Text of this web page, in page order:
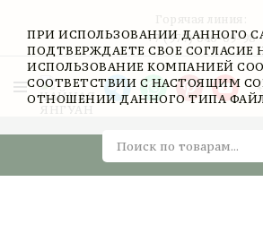
+7 (977) 040-09-98
ПРИ ИСПОЛЬЗОВАНИИ ДАННОГО
ПОДТВЕРЖДАЕТЕ СВОЕ СОГЛАСИЕ
ИСПОЛЬЗОВАНИЕ КОМПАНИЕЙ
СООТВЕТСТВИИ С НАСТОЯЩИМ
ОТНОШЕНИИ ДАННОГО ТИПА